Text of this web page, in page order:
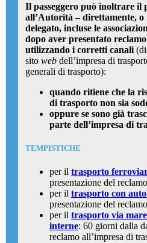
Il passeggero può inoltrare il
all’Autorità – direttamente,
delegato, incluse le
dopo aver presentato
utilizzando i corretti canali
sito web dell’impresa di
generali di trasporto):
quando ritiene che la
di trasporto non sia
oppure se sono già
parte dell’impresa di
TEMPISTICHE
per il trasporto
presentazione del
per il trasporto con
presentazione del
per il trasporto via
interne: 60 giorni dalla
reclamo all’impresa di